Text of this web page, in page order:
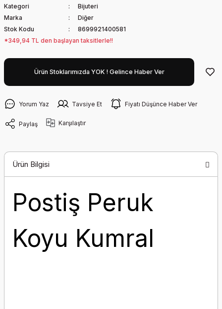
Kategori
Bijuteri
Marka
Diğer
Stok Kodu
8699921400581
*349,94 TL den başlayan taksitlerle!!
Ürün Stoklarımızda YOK ! Gelince Haber Ver
Yorum Yaz Tavsiye Et Fiyatı Düşünce Haber Ver
Paylaş Karşılaştır
Ürün Bilgisi
Postiş Peruk
Koyu Kumral